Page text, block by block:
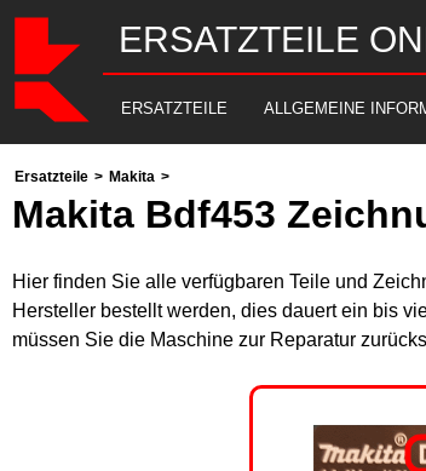
ERSATZTEILE
ERSATZTEILE ALLGEMEINE
Ersatzteile > Makita >
Makita Bdf453
Hier finden Sie alle verfügbaren Teile und
Hersteller bestellt werden, dies dauert ein bis
müssen Sie die Maschine zur Reparatur